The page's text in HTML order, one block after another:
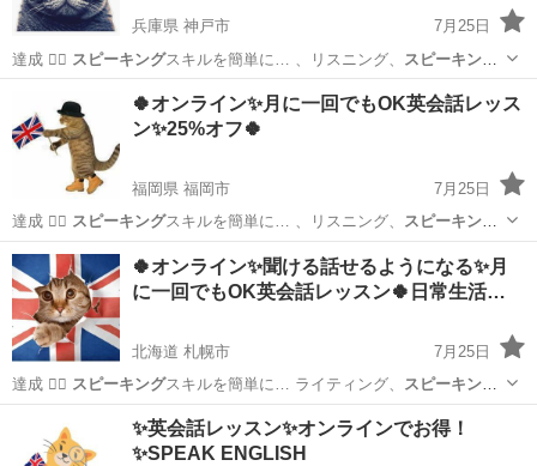
兵庫県 神戸市
7月25日
達成 🙆‍♂ スピーキングスキルを簡単に… 、リスニング、
スピーキン
グ、最初表面上の… 活動 ⚜️スピーキングを通して新しい…
フォニックス
🍀オンライン✨月に一回でもOK英会話レッス
ン✨25%オフ🍀
福岡県 福岡市
7月25日
達成 🙆‍♂ スピーキングスキルを簡単に… 、リスニング、 スピーキン
グ、最初表面上の… 活動 ⚜️スピーキングを通して新しい…
福岡 福岡市 フォニックス
🍀オンライン✨聞ける話せるようになる✨月
に一回でもOK英会話レッスン🍀日常生活…
北海道 札幌市
7月25日
達成 🙆‍♂ スピーキングスキルを簡単に… ライティング、 スピーキング
の 4 つの英… 、リスニング、スピーキング、最初表面上の…
英語
✨英会話レッスン✨オンラインでお得！
✨SPEAK ENGLISH